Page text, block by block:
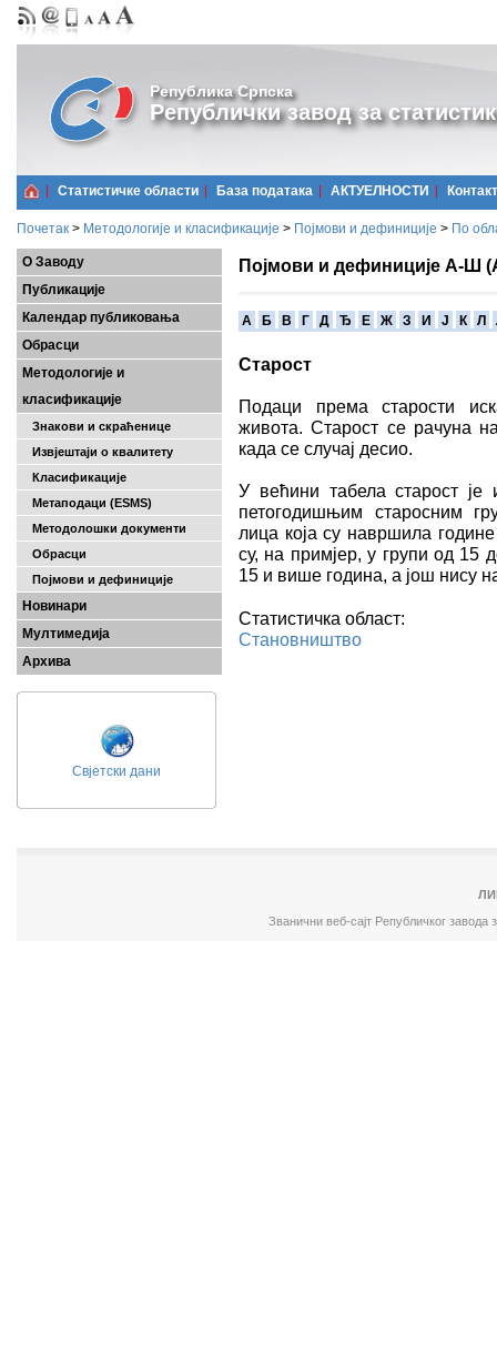
Република Српска
Републички завод за
Статистичке области Базa података АКТУЕЛНОСТИ Контакт
Почетак > Методологије и класификације > Појмови и дефиниције > По
О Заводу
Публикације
Календар публиковања
Обрасци
Методологије и
класификације
Знакови и скраћенице
Извјештаји о квалитету
Класификације
Метаподаци (ESMS)
Методолошки документи
Обрасци
Појмови и дефиниције
Новинари
Мултимедија
Архива
Свјетски дани
Појмови и дефиниције А-Ш
A Б В Г Д Ђ Е Ж З И Ј К Л
Старост
Подаци према старости
живота. Старост се рачуна
када се случај десио.
У већини табела старост је
петогодишњим старосним
лица која су навршила
су, на примјер, у групи од 15
15 и више година, а још нису
Статистичка област:
Становништво
Званични веб-сајт Републичког